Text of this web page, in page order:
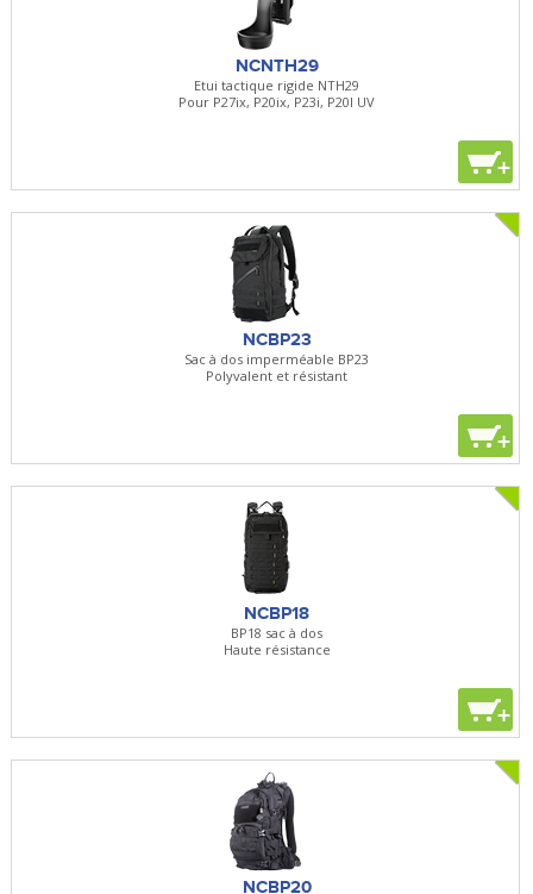
NCNTH29
Etui tactique rigide NTH29
Pour P27ix, P20ix, P23i, P20I UV
+
NCBP23
Sac à dos imperméable BP23
Polyvalent et résistant
+
NCBP18
BP18 sac à dos
Haute résistance
+
NCBP20